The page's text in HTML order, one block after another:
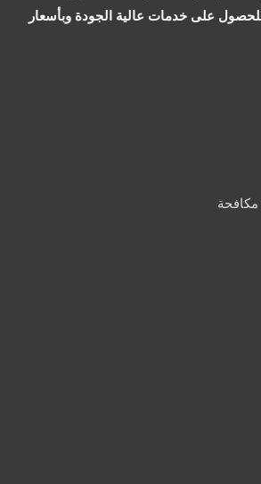
للحصول على خدمات عالية الجودة وبأسعار